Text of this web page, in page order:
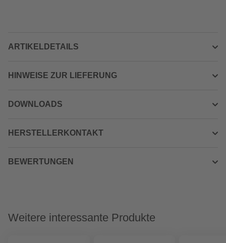
ARTIKELDETAILS
HINWEISE ZUR LIEFERUNG
DOWNLOADS
HERSTELLERKONTAKT
BEWERTUNGEN
Weitere interessante Produkte